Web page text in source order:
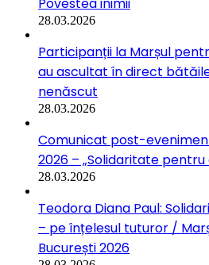
28.03.2026
Participanții la Marșul
au ascultat în direct
nenăscut
28.03.2026
Comunicat post-
2026 – „Solidaritate pentru
28.03.2026
Teodora Diana Paul:
– pe înțelesul tuturor /
București 2026